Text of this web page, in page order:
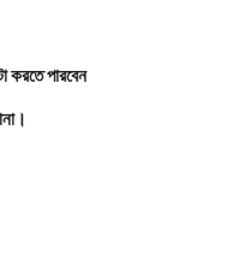
করতে পারবেন